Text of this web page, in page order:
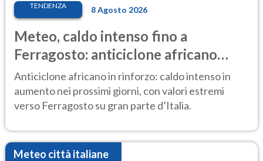
TENDENZA 8 Agosto 2026
Meteo, caldo intenso fino a
Ferragosto: anticiclone africano
ancora protagonista
Anticiclone africano in rinforzo: caldo intenso in
aumento nei prossimi giorni, con valori estremi
verso Ferragosto su gran parte d’Italia.
Meteo città italiane